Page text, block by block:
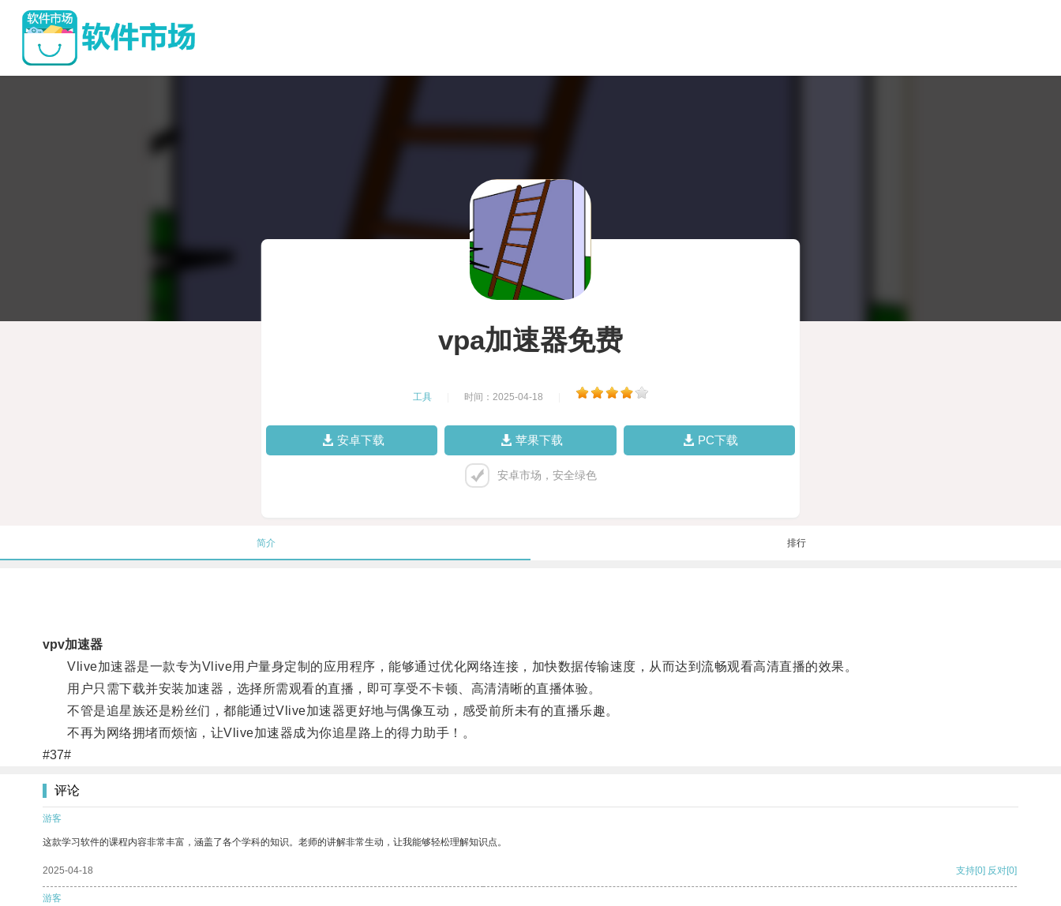
vpa加速器免费
工具 时间：2025-04-18
安卓下载 苹果下载 PC下载
安卓市场，安全绿色
简介 排行
vpv加速器
Vlive加速器是一款专为Vlive用户量身定制的应用程序，能够通过优化网络连接，加快数据传输速度，从而达到流畅观看高清直播的效果。
用户只需下载并安装加速器，选择所需观看的直播，即可享受不卡顿、高清清晰的直播体验。
不管是追星族还是粉丝们，都能通过Vlive加速器更好地与偶像互动，感受前所未有的直播乐趣。
不再为网络拥堵而烦恼，让Vlive加速器成为你追星路上的得力助手！。
#37#
评论
游客
这款学习软件的课程内容非常丰富，涵盖了各个学科的知识。老师的讲解非常生动，让我能够轻松理解知识点。
2025-04-18 支持[0] 反对[0]
游客